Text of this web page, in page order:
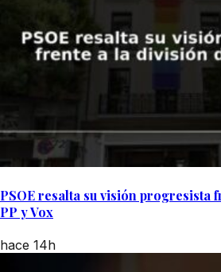
PSOE resalta su visión progresista
PP y Vox
hace 14h